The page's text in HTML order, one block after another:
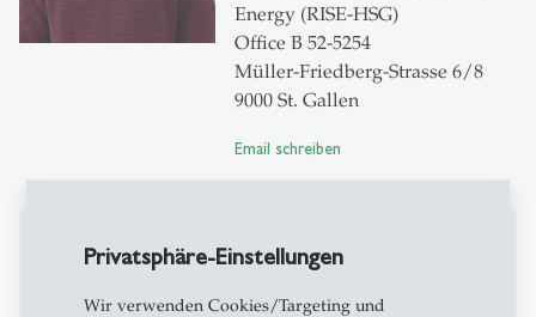
Privatsphäre-Einstellungen
Wir verwenden Cookies/Targeting und
Energy (RISE-HSG)
Office B 52-5254
Müller-Friedberg-Strasse 6/8
9000 St. Gallen
Email schreiben
Publikationen auf Alexandria